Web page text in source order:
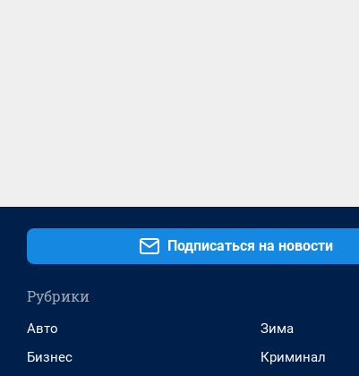
Подписаться на новости
Рубрики
Авто
Бизнес
Зима
Криминал